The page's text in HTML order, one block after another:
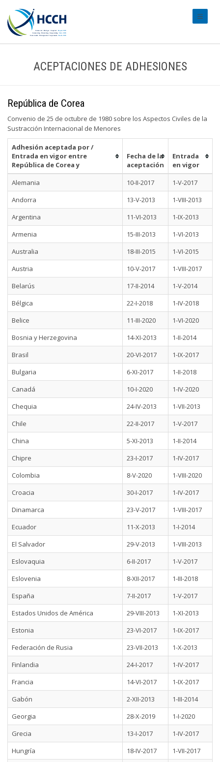
ACEPTACIONES DE ADHESIONES
República de Corea
Convenio de 25 de octubre de 1980 sobre los Aspectos Civiles de la
Sustracción Internacional de Menores
Adhesión aceptada por /
Entrada en vigor entre
República de Corea y
Fecha de la
aceptación
Entrada
en vigor
Alemania
10-II-2017
1-V-2017
Andorra
13-V-2013
1-VIII-2013
Argentina
11-VI-2013
1-IX-2013
Armenia
15-III-2013
1-VI-2013
Australia
18-III-2015
1-VI-2015
Austria
10-V-2017
1-VIII-2017
Belarús
17-II-2014
1-V-2014
Bélgica
22-I-2018
1-IV-2018
Belice
11-III-2020
1-VI-2020
Bosnia y Herzegovina
14-XI-2013
1-II-2014
Brasil
20-VI-2017
1-IX-2017
Bulgaria
6-XI-2017
1-II-2018
Canadá
10-I-2020
1-IV-2020
Chequia
24-IV-2013
1-VII-2013
Chile
22-II-2017
1-V-2017
China
5-XI-2013
1-II-2014
Chipre
23-I-2017
1-IV-2017
Colombia
8-V-2020
1-VIII-2020
Croacia
30-I-2017
1-IV-2017
Dinamarca
23-V-2017
1-VIII-2017
Ecuador
11-X-2013
1-I-2014
El Salvador
29-V-2013
1-VIII-2013
Eslovaquia
6-II-2017
1-V-2017
Eslovenia
8-XII-2017
1-III-2018
España
7-II-2017
1-V-2017
Estados Unidos de América
29-VIII-2013
1-XI-2013
Estonia
23-VI-2017
1-IX-2017
Federación de Rusia
23-VII-2013
1-X-2013
Finlandia
24-I-2017
1-IV-2017
Francia
14-VI-2017
1-IX-2017
Gabón
2-XII-2013
1-III-2014
Georgia
28-X-2019
1-I-2020
Grecia
13-I-2017
1-IV-2017
Hungría
18-IV-2017
1-VII-2017